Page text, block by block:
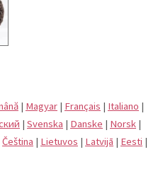
| Magyar | Français | Italiano |
| Svenska | Danske | Norsk |
Čeština | Lietuvos | Latvijā | Eesti |